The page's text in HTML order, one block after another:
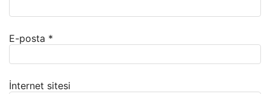
E-posta *
İnternet sitesi